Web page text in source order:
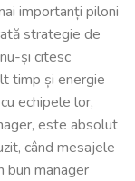
importanți piloni
strategie de
și citesc
timp și energie
echipele lor,
este absolut
când mesajele
bun manager